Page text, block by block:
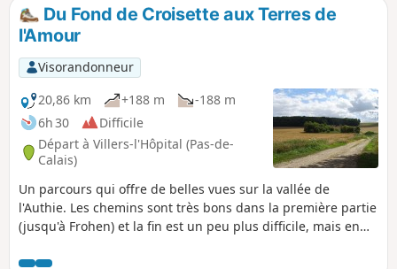
Du Fond de Croisette aux Terres de
l'Amour
Visorandonneur
20,86 km
+188 m
-188 m
6h 30
Difficile
Départ à Villers-l'Hôpital (Pas-de-
Calais)
Un parcours qui offre de belles vues sur la vallée de
l'Authie. Les chemins sont très bons dans la première partie
(jusqu'à Frohen) et la fin est un peu plus difficile, mais en